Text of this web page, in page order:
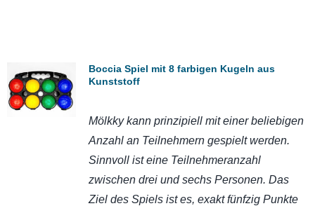
Boccia Spiel mit 8 farbigen Kugeln aus
Kunststoff
Mölkky kann prinzipiell mit einer beliebigen
Anzahl an Teilnehmern gespielt werden.
Sinnvoll ist eine Teilnehmeranzahl
zwischen drei und sechs Personen. Das
Ziel des Spiels ist es, exakt fünfzig Punkte